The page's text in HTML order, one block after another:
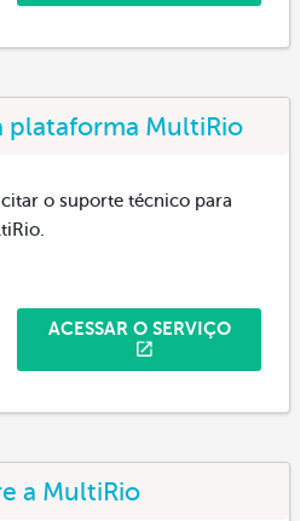
plataforma MultiRio
o suporte técnico para
ACESSAR O SERVIÇO
a MultiRio